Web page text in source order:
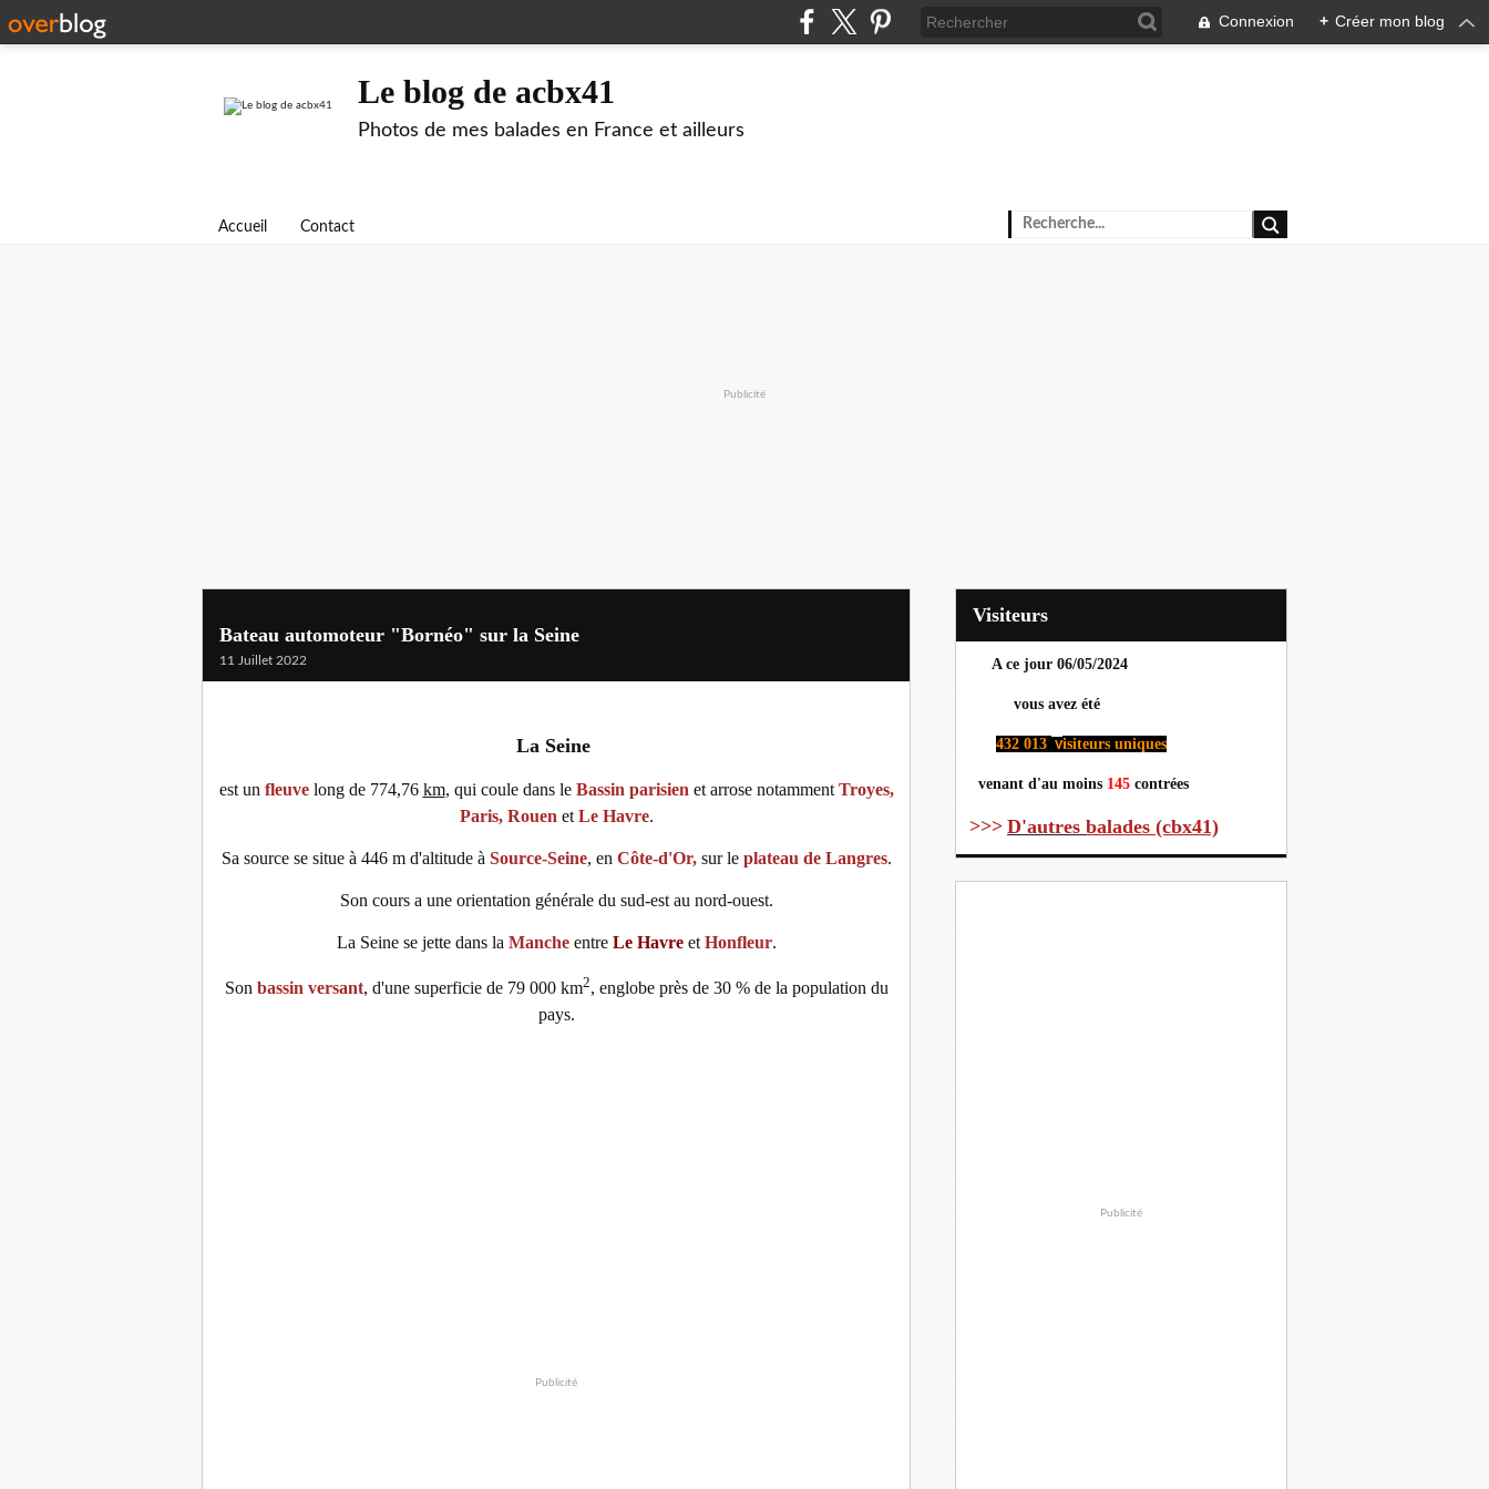
Connexion + Créer mon blog
Le blog de acbx41
Photos de mes balades en France et ailleurs
Accueil Contact
Publicité
Bateau automoteur "Bornéo" sur la Seine
11 Juillet 2022
La Seine
est un fleuve long de 774,76 km, qui coule dans le Bassin parisien et arrose notamment Troyes,
Paris, Rouen et Le Havre.
Sa source se situe à 446 m d'altitude à Source-Seine, en Côte-d'Or,sur le plateau de Langres.
Son cours a une orientation générale du sud-est au nord-ouest.
La Seine se jette dans la Mancheentre Le Havreet Honfleur.
Son bassin versant, d'une superficie de 79 000 km2, englobe près de 30 % de la population du
pays.
Publicité
Visiteurs
A ce jour 06/05/2024
vous avez été
432 013 visiteurs uniques
venant d'au moins 145 contrées
>>> D'autres balades (cbx41)
Publicité